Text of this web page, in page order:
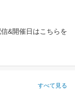
&開催日はこちらを
すべて見る